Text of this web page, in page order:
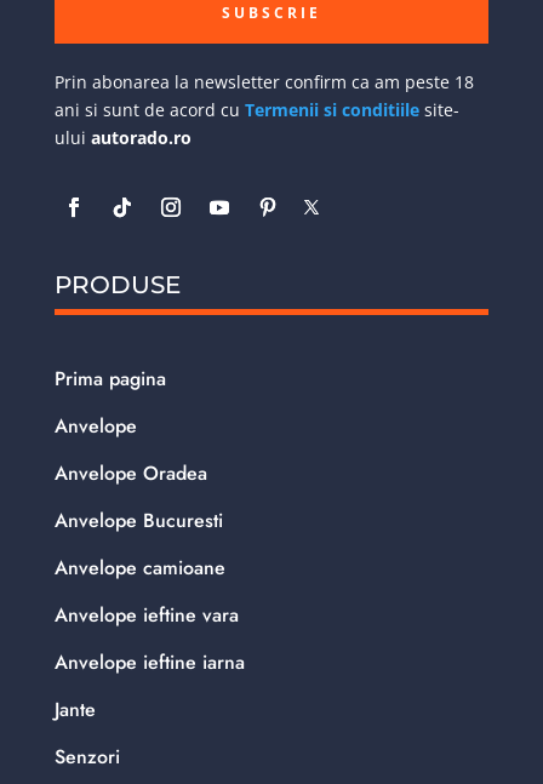
SUBSCRIE
Prin abonarea la newsletter confirm ca am peste 18
ani si sunt de acord cu Termenii si conditiilesite-
ului autorado.ro
PRODUSE
Prima pagina
Anvelope
Anvelope Oradea
Anvelope Bucuresti
Anvelope camioane
Anvelope ieftine vara
Anvelope ieftine iarna
Jante
Senzori